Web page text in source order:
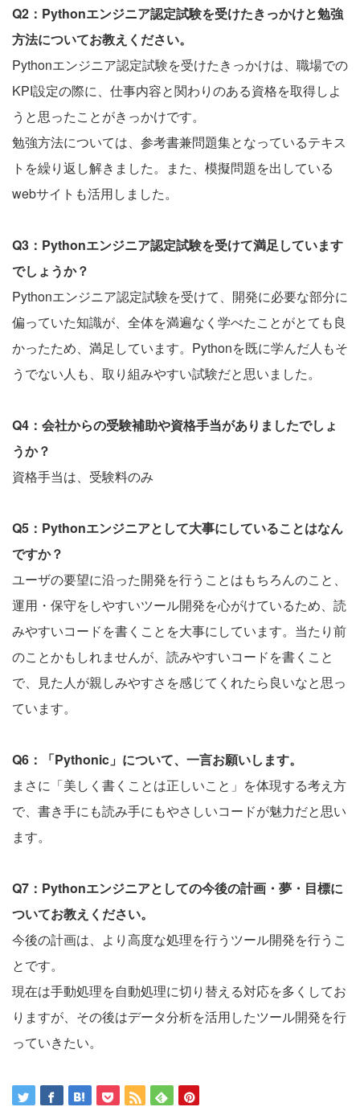
Q2：Pythonエンジニア認定試験を受けたきっかけと勉強
方法についてお教えください。
Pythonエンジニア認定試験を受けたきっかけは、職場での
KPI設定の際に、仕事内容と関わりのある資格を取得しよ
うと思ったことがきっかけです。
勉強方法については、参考書兼問題集となっているテキス
トを繰り返し解きました。また、模擬問題を出している
webサイトも活用しました。
Q3：Pythonエンジニア認定試験を受けて満足しています
でしょうか？
Pythonエンジニア認定試験を受けて、開発に必要な部分に
偏っていた知識が、全体を満遍なく学べたことがとても良
かったため、満足しています。Pythonを既に学んだ人もそ
うでない人も、取り組みやすい試験だと思いました。
Q4：会社からの受験補助や資格手当がありましたでしょ
うか？
資格手当は、受験料のみ
Q5：Pythonエンジニアとして大事にしていることはなん
ですか？
ユーザの要望に沿った開発を行うことはもちろんのこと、
運用・保守をしやすいツール開発を心がけているため、読
みやすいコードを書くことを大事にしています。当たり前
のことかもしれませんが、読みやすいコードを書くこと
で、見た人が親しみやすさを感じてくれたら良いなと思っ
ています。
Q6：「Pythonic」について、一言お願いします。
まさに「美しく書くことは正しいこと」を体現する考え方
で、書き手にも読み手にもやさしいコードが魅力だと思い
ます。
Q7：Pythonエンジニアとしての今後の計画・夢・目標に
ついてお教えください。
今後の計画は、より高度な処理を行うツール開発を行うこ
とです。
現在は手動処理を自動処理に切り替える対応を多くしてお
りますが、その後はデータ分析を活用したツール開発を行
っていきたい。